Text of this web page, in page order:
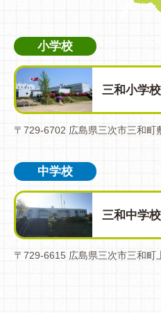
小学校
三和小学校
〒729-6702 広島県三次市三和町
中学校
三和中学校
〒729-6615 広島県三次市三和町